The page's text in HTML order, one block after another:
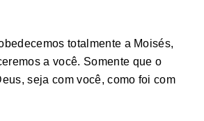
totalmente a Moisés,
a você. Somente que o
seja com você, como foi com